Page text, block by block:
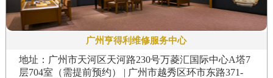
广州亨得利维修服务中心
地址：广州市天河区天河路230号万菱汇国际中心A塔7
层704室（需提前预约） | 广州市越秀区环市东路371-